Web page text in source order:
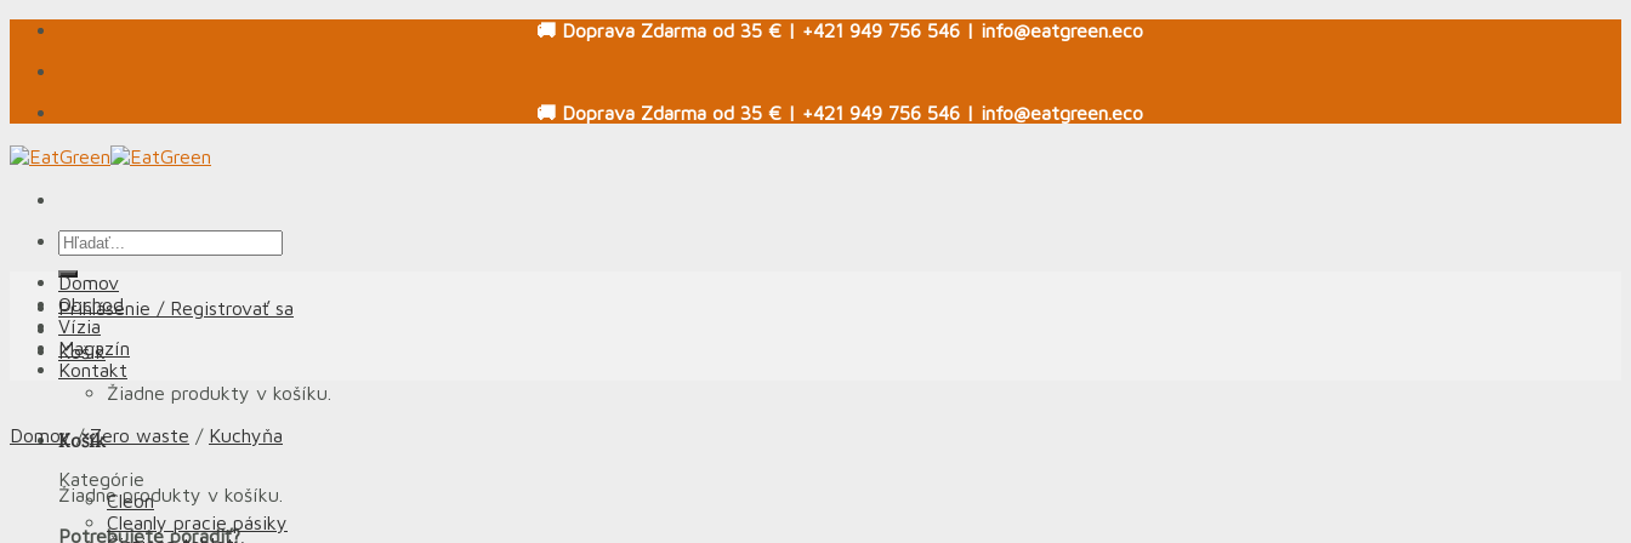
Skip
content
🚚 Doprava Zdarma od 35 € | +421 949 756 546 | info@eatgreen.eco
🚚 Doprava Zdarma od 35 € | +421 949 756 546 | info@eatgreen.eco
Hľadať:
Prihlásenie / Registrovať sa
Košík
Žiadne produkty v košíku.
Košík
Žiadne produkty v košíku.
Potrebujete poradiť?
Domov
Obchod
Vízia
Magazín
Kontakt
Domov / Zero waste / Kuchyňa
Kategórie
Cleon
Cleanly pracie pásiky